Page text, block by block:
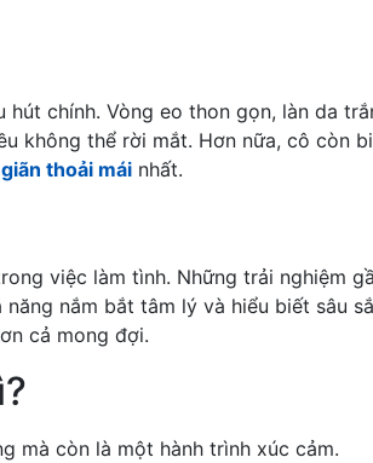
hút chính. Vòng eo thon gọn, làn da
không thể rời mắt. Hơn nữa, cô còn
thoải mái nhất.
việc làm tình. Những trải nghiệm
nắm bắt tâm lý và hiểu biết sâu
cả mong đợi.
mà còn là một hành trình xúc cảm.